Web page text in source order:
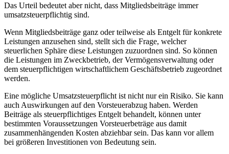
Das Urteil bedeutet aber nicht, dass Mitgliedsbeiträge immer
umsatzsteuerpflichtig sind.
Wenn Mitgliedsbeiträge ganz oder teilweise als Entgelt für konkrete
Leistungen anzusehen sind, stellt sich die Frage, welcher
steuerlichen Sphäre diese Leistungen zuzuordnen sind. So können
die Leistungen im Zweckbetrieb, der Vermögensverwaltung oder
dem steuerpflichtigen wirtschaftlichem Geschäftsbetrieb zugeordnet
werden.
Eine mögliche Umsatzsteuerpflicht ist nicht nur ein Risiko. Sie kann
auch Auswirkungen auf den Vorsteuerabzug haben. Werden
Beiträge als steuerpflichtiges Entgelt behandelt, können unter
bestimmten Voraussetzungen Vorsteuerbeträge aus damit
zusammenhängenden Kosten abziehbar sein. Das kann vor allem
bei größeren Investitionen von Bedeutung sein.